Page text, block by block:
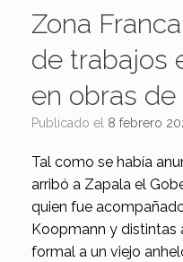
Zona
de trabajos
en obras
Publicado el 8 febrero
Tal como se había
arribó a Zapala el
quien fue
Koopmann y distintas
formal a un viejo